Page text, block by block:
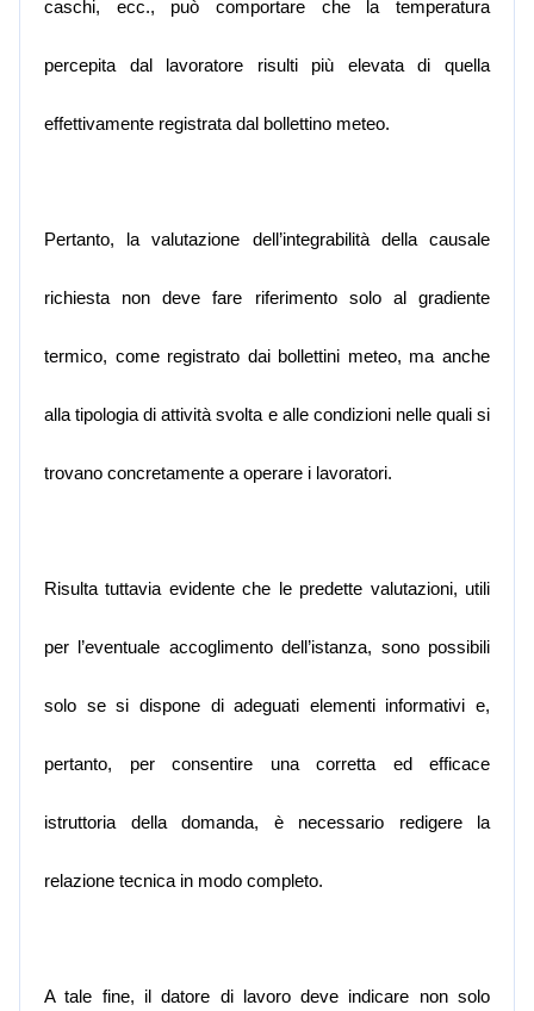
caschi, ecc., può comportare che la temperatura
percepita dal lavoratore risulti più elevata di quella
effettivamente registrata dal bollettino meteo.
Pertanto, la valutazione dell’integrabilità della causale
richiesta non deve fare riferimento solo al gradiente
termico, come registrato dai bollettini meteo, ma anche
alla tipologia di attività svolta e alle condizioni nelle quali si
trovano concretamente a operare i lavoratori.
Risulta tuttavia evidente che le predette valutazioni, utili
per l’eventuale accoglimento dell’istanza, sono possibili
solo se si dispone di adeguati elementi informativi e,
pertanto, per consentire una corretta ed efficace
istruttoria della domanda, è necessario redigere la
relazione tecnica in modo completo.
A tale fine, il datore di lavoro deve indicare non solo